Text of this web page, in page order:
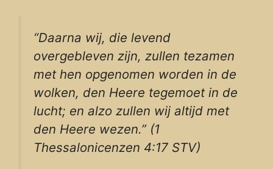
“Daarna wij, die levend
overgebleven zijn, zullen tezamen
met hen opgenomen worden in de
wolken, den Heere tegemoet in de
lucht; en alzo zullen wij altijd met
den Heere wezen.” (1
Thessalonicenzen 4:17 STV)